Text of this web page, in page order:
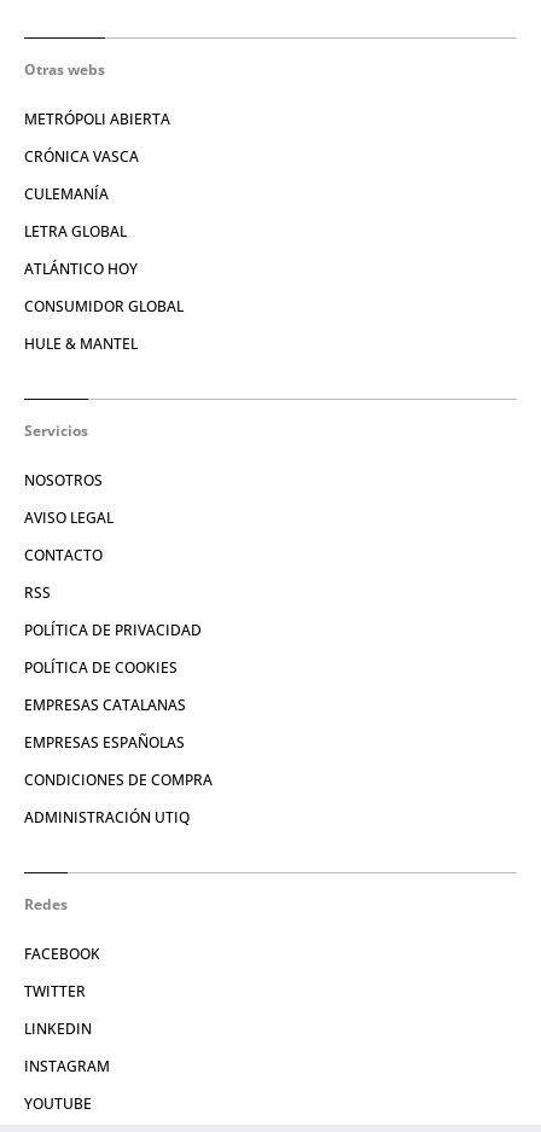
Otras webs
METRÓPOLI ABIERTA
CRÓNICA VASCA
CULEMANÍA
LETRA GLOBAL
ATLÁNTICO HOY
CONSUMIDOR GLOBAL
HULE & MANTEL
Servicios
NOSOTROS
AVISO LEGAL
CONTACTO
RSS
POLÍTICA DE PRIVACIDAD
POLÍTICA DE COOKIES
EMPRESAS CATALANAS
EMPRESAS ESPAÑOLAS
CONDICIONES DE COMPRA
ADMINISTRACIÓN UTIQ
Redes
FACEBOOK
TWITTER
LINKEDIN
INSTAGRAM
YOUTUBE